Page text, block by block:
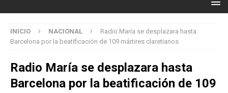
INICIO NACIONAL
Radio María se desplazara hasta
Barcelona por la beatificación de 109 mártires claretianos
Radio María se desplazara hasta
Barcelona por la beatificación de 109